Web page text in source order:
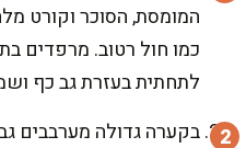
המומסת, הסוכר וקורט
כמו חול רטוב. מרפדים
לתחתית בעזרת גב כף ושמים
בקערה גדולה מערבבים